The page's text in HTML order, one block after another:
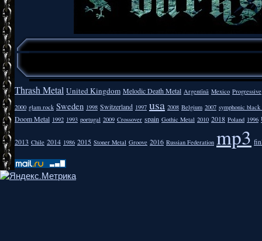
Thrash Metal United Kingdom Melodic Death Metal Argentīnā Mexico Progressive
2000 glam rock Sweden 1998 Switzerland 1997 usa 2008 Belgium 2007 symphonic
Doom Metal 1992 1993 portugal 2009 Crossover spain Gothic Metal 2010 2018 Poland 1996
2013 Chile 2014 1986 2015 Stoner Metal Groove 2016 Russian Federation mp3